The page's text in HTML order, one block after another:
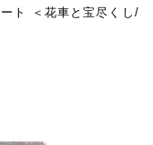
ト ＜花車と宝尽くし/